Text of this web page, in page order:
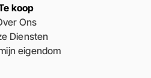
koop
Ons
Diensten
eigendom